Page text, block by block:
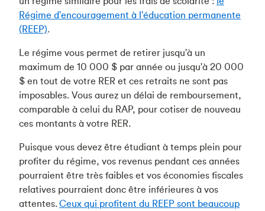
Régime d'encouragement à l'éducation permanente
(REEP).
Le régime vous permet de retirer jusqu'à un
maximum de 10 000 $ par année ou jusqu'à 20 000
$ en tout de votre RER et ces retraits ne sont pas
imposables. Vous aurez un délai de remboursement,
comparable à celui du RAP, pour cotiser de nouveau
ces montants à votre RER.
Puisque vous devez être étudiant à temps plein pour
profiter du régime, vos revenus pendant ces années
pourraient être très faibles et vos économies fiscales
relatives pourraient donc être inférieures à vos
attentes.Ceux qui profitent du REEP sont beaucoup